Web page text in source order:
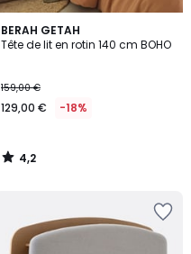
BERAH GETAH
Tête de lit en rotin 140 cm BOHO
159,00 €
129,00 € -18%
4,2
/ 5
4,2
/